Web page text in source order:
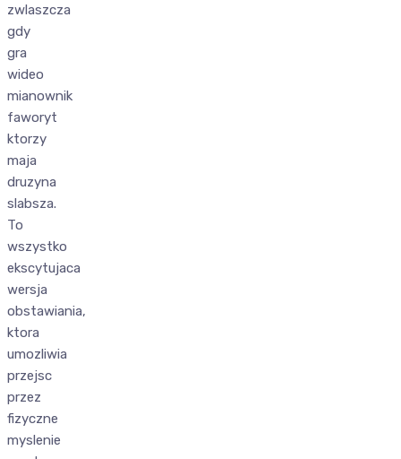
zwlaszcza
gdy
gra
wideo
mianownik
faworyt
ktorzy
maja
druzyna
slabsza.
To
wszystko
ekscytujaca
wersja
obstawiania,
ktora
umozliwia
przejsc
przez
fizyczne
myslenie